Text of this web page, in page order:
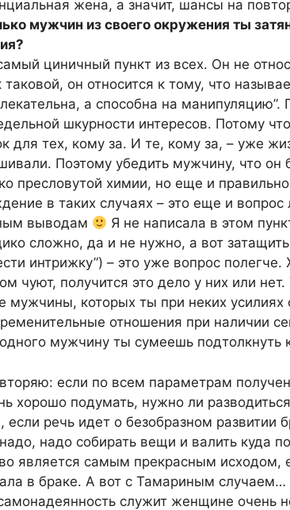
жена, а значит, шансы на
мужчин из своего окружения ты
циничный пункт из всех. Он не
таковой, он относится к тому, что
а способна на
шкурности интересов. Потому
для тех, кому за. И те, кому за, – уже
Поэтому убедить мужчину, что он
пресловутой химии, но еще и
в таких случаях – это еще и вопрос
выводам
Я не написала в этом
сложно, да и не нужно, а вот
интрижку”) – это уже вопрос
чуют, получится это дело у них или
мужчины, которых ты при неких
отношения при наличии
мужчину ты сумеешь
если по всем параметрам
хорошо подумать, нужно ли
речь идет о безобразном развитии
надо собирать вещи и валить куда
является самым прекрасным исходом,
в браке. А вот с Тамариным случаем…
служит женщине очень